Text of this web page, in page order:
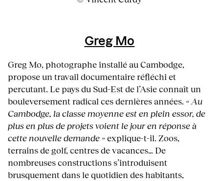
Greg Mo
Greg Mo, photographe installé au Cambodge,
propose un travail documentaire réfléchi et
percutant. Le pays du Sud-Est de l’Asie connaît un
bouleversement radical ces dernières années. « Au
Cambodge, la classe moyenne est en plein essor, de
plus en plus de projets voient le jour en réponse à
cette nouvelle demande »explique-t-il. Zoos,
terrains de golf, centres de vacances… De
nombreuses constructions s’introduisent
brusquement dans le quotidien des habitants,